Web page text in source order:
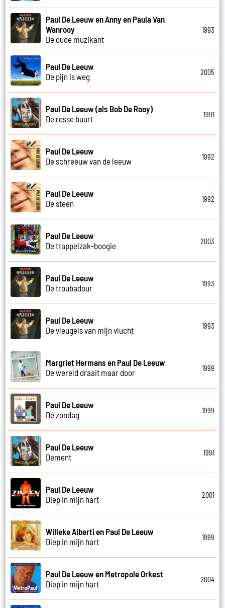
Paul De Leeuw en Anny en Paula Van
Wanrooy
De oude muzikant
1993
Paul De Leeuw
De pijn is weg
2005
Paul De Leeuw (als Bob De Rooy)
De rosse buurt
1991
Paul De Leeuw
De schreeuw van de leeuw
1992
Paul De Leeuw
De steen
1992
Paul De Leeuw
De trappelzak-boogie
2003
Paul De Leeuw
De troubadour
1993
Paul De Leeuw
De vleugels van mijn vlucht
1993
Margriet Hermans en Paul De Leeuw
De wereld draait maar door
1999
Paul De Leeuw
De zondag
1999
Paul De Leeuw
Dement
1991
Paul De Leeuw
Diep in mijn hart
2001
Willeke Alberti en Paul De Leeuw
Diep in mijn hart
1999
Paul De Leeuw en Metropole Orkest
Diep in mijn hart
2004